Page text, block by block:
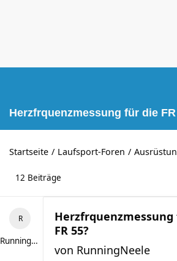
Herzfrquenzmessung für die FR
Startseite Laufsport-Foren
12 Beiträge
RunningNeele
FR 55?
von RunningNeele